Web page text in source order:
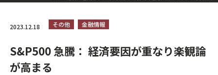
2023.12.18 その他 金融情報
S&P500 急騰： 経済要因が重なり楽観論
が高まる